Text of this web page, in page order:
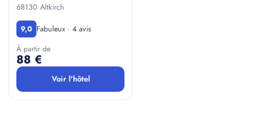
68130 Altkirch
9,0 Fabuleux · 4 avis
À partir de
88 €
Voir l'hôtel